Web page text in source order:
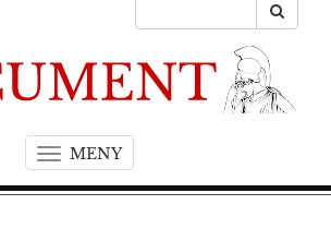
MENYT
o